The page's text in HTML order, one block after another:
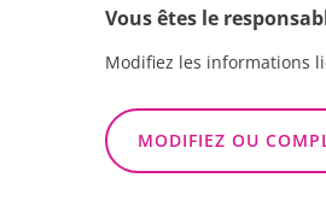
Vous êtes le
Modifiez les informations
MODIFIEZ OU